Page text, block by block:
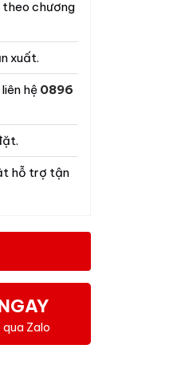
theo chương
xuất.
hệ 0896
hỗ trợ tận
Zalo